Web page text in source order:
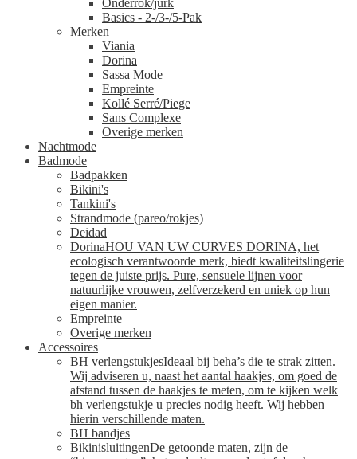
Onderrok/jurk
Basics - 2-/3-/5-Pak
Merken
Viania
Dorina
Sassa Mode
Empreinte
Kollé Serré/Piege
Sans Complexe
Overige merken
Nachtmode
Badmode
Badpakken
Bikini's
Tankini's
Strandmode (pareo/rokjes)
Deidad
DorinaHOU VAN UW CURVES DORINA, het
ecologisch verantwoorde merk, biedt kwaliteitslingerie
tegen de juiste prijs. Pure, sensuele lijnen voor
natuurlijke vrouwen, zelfverzekerd en uniek op hun
eigen manier.
Empreinte
Overige merken
Accessoires
BH verlengstukjesIdeaal bij beha’s die te strak zitten.
Wij adviseren u, naast het aantal haakjes, om goed de
afstand tussen de haakjes te meten, om te kijken welk
bh verlengstukje u precies nodig heeft. Wij hebben
hierin verschillende maten.
BH bandjes
BikinisluitingenDe getoonde maten, zijn de